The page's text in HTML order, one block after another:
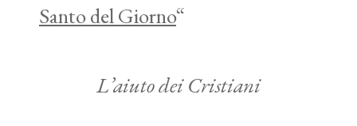
Santo del Giorno“
L’aiuto dei Cristiani